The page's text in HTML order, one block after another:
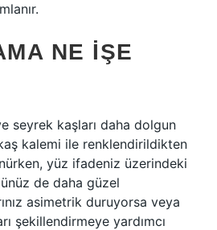
NE IŞE
seyrek kaşları daha dolgun
kalemi ile renklendirildikten
yüz ifadeniz üzerindeki
de daha güzel
asimetrik duruyorsa veya
şekillendirmeye yardımcı